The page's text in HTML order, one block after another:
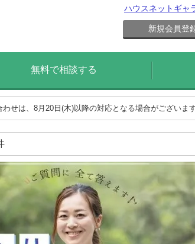
ハウスネットギャ
新規会員登
無料で相談する
せは、8月20日(木)以降の対応となる場合がございます